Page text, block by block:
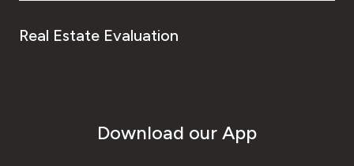
Real Estate Evaluation
Download our App